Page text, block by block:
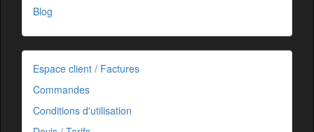
Blog
Espace client / Factures
Commandes
Conditions d'utilisation